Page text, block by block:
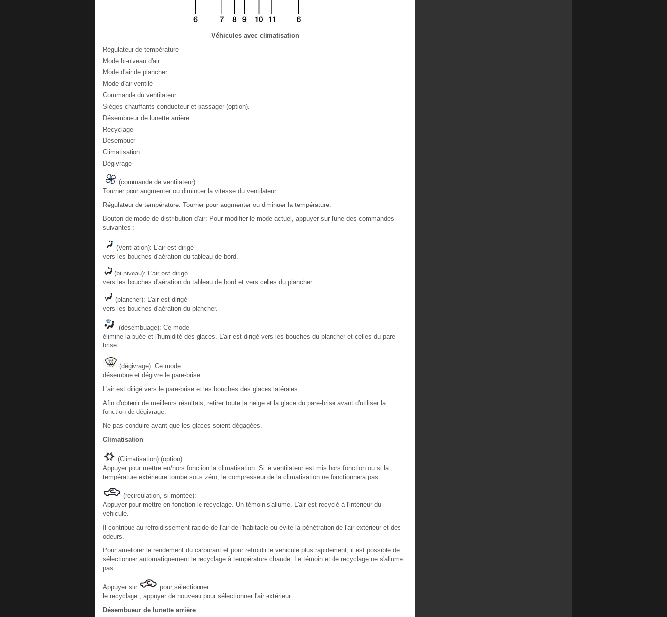
Véhicules avec climatisation
Régulateur de température
Mode bi-niveau d'air
Mode d'air de plancher
Mode d'air ventilé
Commande du ventilateur
Sièges chauffants conducteur et passager (option).
Désembueur de lunette arrière
Recyclage
Désembuer
Climatisation
Dégivrage
(commande de ventilateur):
Tourner pour augmenter ou diminuer la vitesse du ventilateur.
Régulateur de température: Tourner pour augmenter ou diminuer la température.
Bouton de mode de distribution d'air: Pour modifier le mode actuel, appuyer sur l'une des commandes
suivantes :
(Ventilation): L'air est dirigé
vers les bouches d'aération du tableau de bord.
(bi-niveau): L'air est dirigé
vers les bouches d'aération du tableau de bord et vers celles du plancher.
(plancher): L'air est dirigé
vers les bouches d'aération du plancher.
(désembuage): Ce mode
élimine la buée et l'humidité des glaces. L'air est dirigé vers les bouches du plancher et celles du pare-
brise.
(dégivrage): Ce mode
désembue et dégivre le pare-brise.
L'air est dirigé vers le pare-brise et les bouches des glaces latérales.
Afin d'obtenir de meilleurs résultats, retirer toute la neige et la glace du pare-brise avant d'utiliser la
fonction de dégivrage.
Ne pas conduire avant que les glaces soient dégagées.
Climatisation
(Climatisation) (option):
Appuyer pour mettre en/hors fonction la climatisation. Si le ventilateur est mis hors fonction ou si la
température extérieure tombe sous zéro, le compresseur de la climatisation ne fonctionnera pas.
(recirculation, si montée):
Appuyer pour mettre en fonction le recyclage. Un témoin s'allume. L'air est recyclé à l'intérieur du
véhicule.
Il contribue au refroidissement rapide de l'air de l'habitacle ou évite la pénétration de l'air extérieur et des
odeurs.
Pour améliorer le rendement du carburant et pour refroidir le véhicule plus rapidement, il est possible de
sélectionner automatiquement le recyclage à température chaude. Le témoin et de recyclage ne s'allume
pas.
Appuyer sur
pour sélectionner
le recyclage ; appuyer de nouveau pour sélectionner l'air extérieur.
Désembueur de lunette arrière